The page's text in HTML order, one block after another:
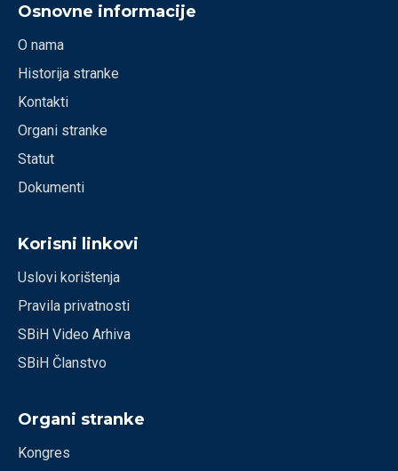
Osnovne informacije
O nama
Historija stranke
Kontakti
Organi stranke
Statut
Dokumenti
Korisni linkovi
Uslovi korištenja
Pravila privatnosti
SBiH Video Arhiva
SBiH Članstvo
Organi stranke
Kongres